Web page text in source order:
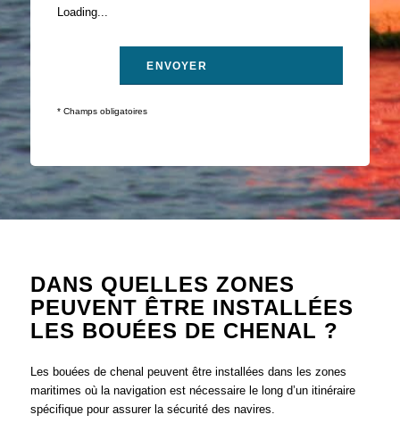
Loading...
* Champs obligatoires
DANS QUELLES ZONES
PEUVENT ÊTRE INSTALLÉES
LES BOUÉES DE CHENAL ?
Les bouées de chenal peuvent être installées dans les zones
maritimes où la navigation est nécessaire le long d’un itinéraire
spécifique pour assurer la sécurité des navires.